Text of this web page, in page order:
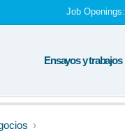
Job Openings:
Ensayos y trabajos